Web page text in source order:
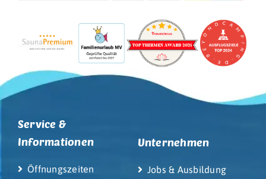
Service &
Informationen
Öffnungszeiten
Unternehmen
Jobs & Ausbildung